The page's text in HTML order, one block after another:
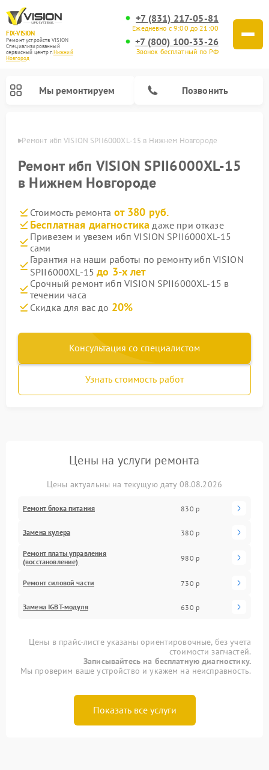
FIX-VISION
Ремонт устройств VISION
Специализированный
cервисный центр г.Нижний
Новгород
+7 (831) 217-05-81
Ежедневно с 9:00 до 21:00
+7 (800) 100-33-26
Звонок бесплатный по РФ
Мы ремонтируем Позвонить
Ремонт ибп VISION SPII6000XL-15 в Нижнем Новгороде
Ремонт ибп VISION SPII6000XL-15
в Нижнем Новгороде
Стоимость ремонта от 380 руб.
Бесплатная диагностика даже при отказе
Привезем и увезем ибп VISION SPII6000XL-15
сами
Гарантия на наши работы по ремонту ибп VISION
SPII6000XL-15до 3-х лет
Срочный ремонт ибп VISION SPII6000XL-15 в
течении часа
Скидка для вас до 20%
Консультация со специалистом
Узнать стоимость работ
Цены на услуги ремонта
Цены актуальны на текущую дату 08.08.2026
Ремонт блока питания 830 р
Замена кулера 380 р
Ремонт платы управления
(восстановление)
980 р
Ремонт силовой части 730 р
Замена IGBT-модуля 630 р
Цены в прайс-листе указаны ориентировочные, без учета
стоимости запчастей.
Записывайтесь на бесплатную диагностику.
Мы проверим ваше устройство и укажем на неисправность.
Показать все услуги